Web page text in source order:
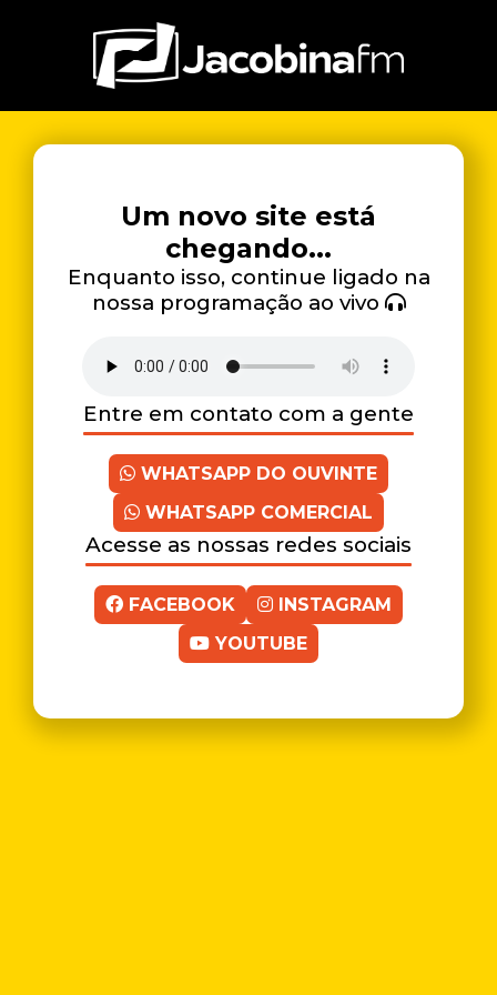
Um novo site está
chegando...
Enquanto isso, continue ligado na
nossa programação ao vivo
Entre em contato com a gente
WHATSAPP DO OUVINTE
WHATSAPP COMERCIAL
Acesse as nossas redes sociais
FACEBOOK
INSTAGRAM
YOUTUBE